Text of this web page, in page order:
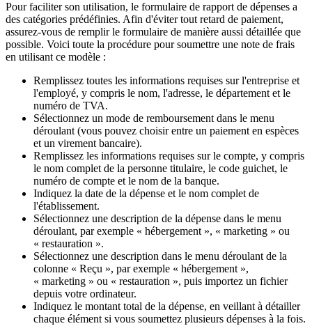
Pour faciliter son utilisation, le formulaire de rapport de dépenses a
des catégories prédéfinies. Afin d'éviter tout retard de paiement,
assurez-vous de remplir le formulaire de manière aussi détaillée que
possible. Voici toute la procédure pour soumettre une note de frais
en utilisant ce modèle :
Remplissez toutes les informations requises sur l'entreprise et
l'employé, y compris le nom, l'adresse, le département et le
numéro de TVA.
Sélectionnez un mode de remboursement dans le menu
déroulant (vous pouvez choisir entre un paiement en espèces
et un virement bancaire).
Remplissez les informations requises sur le compte, y compris
le nom complet de la personne titulaire, le code guichet, le
numéro de compte et le nom de la banque.
Indiquez la date de la dépense et le nom complet de
l'établissement.
Sélectionnez une description de la dépense dans le menu
déroulant, par exemple « hébergement », « marketing » ou
« restauration ».
Sélectionnez une description dans le menu déroulant de la
colonne « Reçu », par exemple « hébergement »,
« marketing » ou « restauration », puis importez un fichier
depuis votre ordinateur.
Indiquez le montant total de la dépense, en veillant à détailler
chaque élément si vous soumettez plusieurs dépenses à la fois.